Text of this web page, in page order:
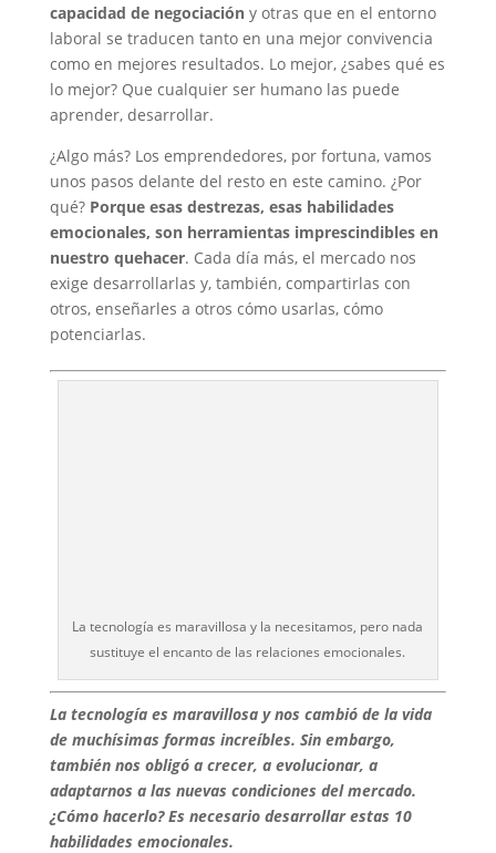
capacidad de negociacióny otras que en el entorno
laboral se traducen tanto en una mejor convivencia
como en mejores resultados. Lo mejor, ¿sabes qué es
lo mejor? Que cualquier ser humano las puede
aprender, desarrollar.
¿Algo más? Los emprendedores, por fortuna, vamos
unos pasos delante del resto en este camino. ¿Por
qué? Porque esas destrezas, esas habilidades
emocionales, son herramientas imprescindibles en
nuestro quehacer. Cada día más, el mercado nos
exige desarrollarlas y, también, compartirlas con
otros, enseñarles a otros cómo usarlas, cómo
potenciarlas.
La tecnología es maravillosa y la necesitamos, pero nada
sustituye el encanto de las relaciones emocionales.
La tecnología es maravillosa y nos cambió de la vida
de muchísimas formas increíbles. Sin embargo,
también nos obligó a crecer, a evolucionar, a
adaptarnos a las nuevas condiciones del mercado.
¿Cómo hacerlo? Es necesario desarrollar estas 10
habilidades emocionales.